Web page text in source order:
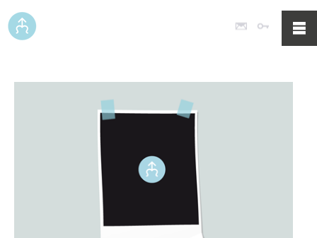
Poczta